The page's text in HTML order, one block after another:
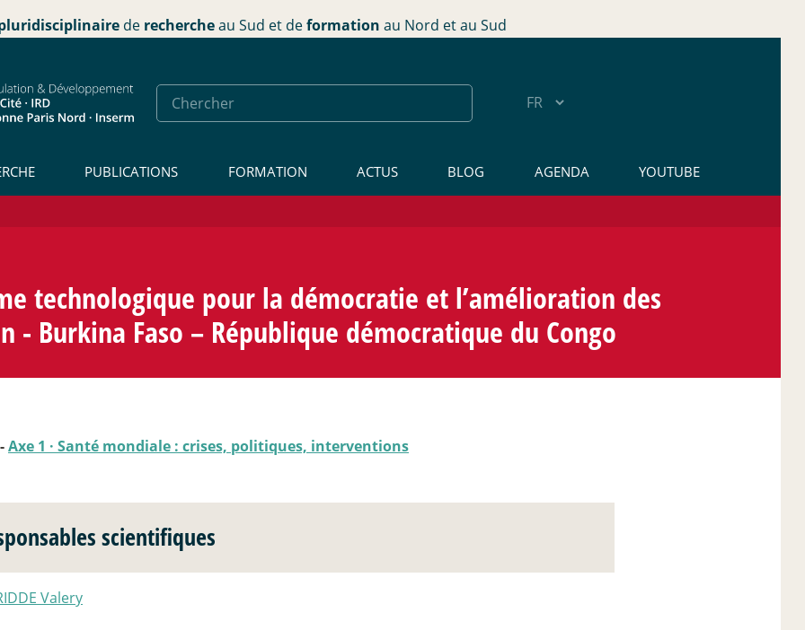
de rechercheau Sud et deformation au Nord et au Sud
PUBLICATIONS FORMATION ACTUS BLOG AGENDA YOUTUBE
technologique pour la démocratie et l’amélioration des
- Burkina Faso – République démocratique du Congo
Axe 1 · Santé mondiale : crises, politiques, interventions
scientifiques
Valery